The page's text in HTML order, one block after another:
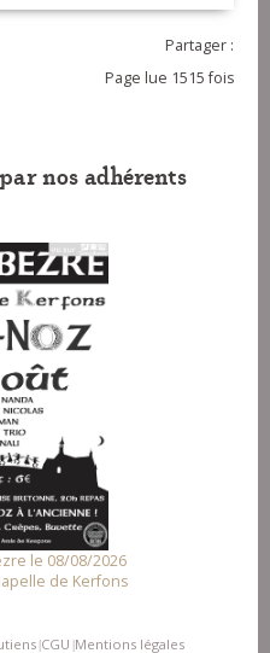
Partager :
Page lue 1515 fois
nos adhérents
le 08/08/2026
de Kerfons
CGU Mentions légales